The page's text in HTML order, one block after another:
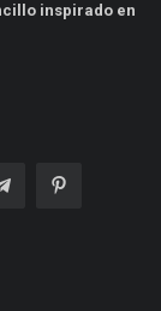
inspirado en